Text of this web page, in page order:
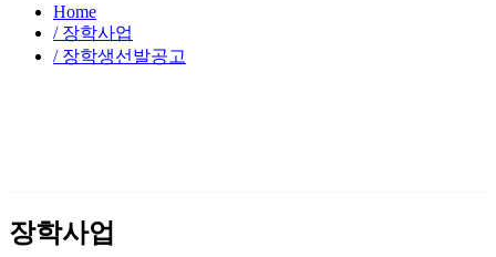
Home
/ 장학사업
/ 장학생선발공고
장학사업